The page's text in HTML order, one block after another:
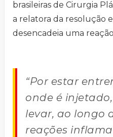
brasileiras de Cirurgia
a relatora da resolução
desencadeia uma
“Por estar
onde é
levar, ao longo
reações